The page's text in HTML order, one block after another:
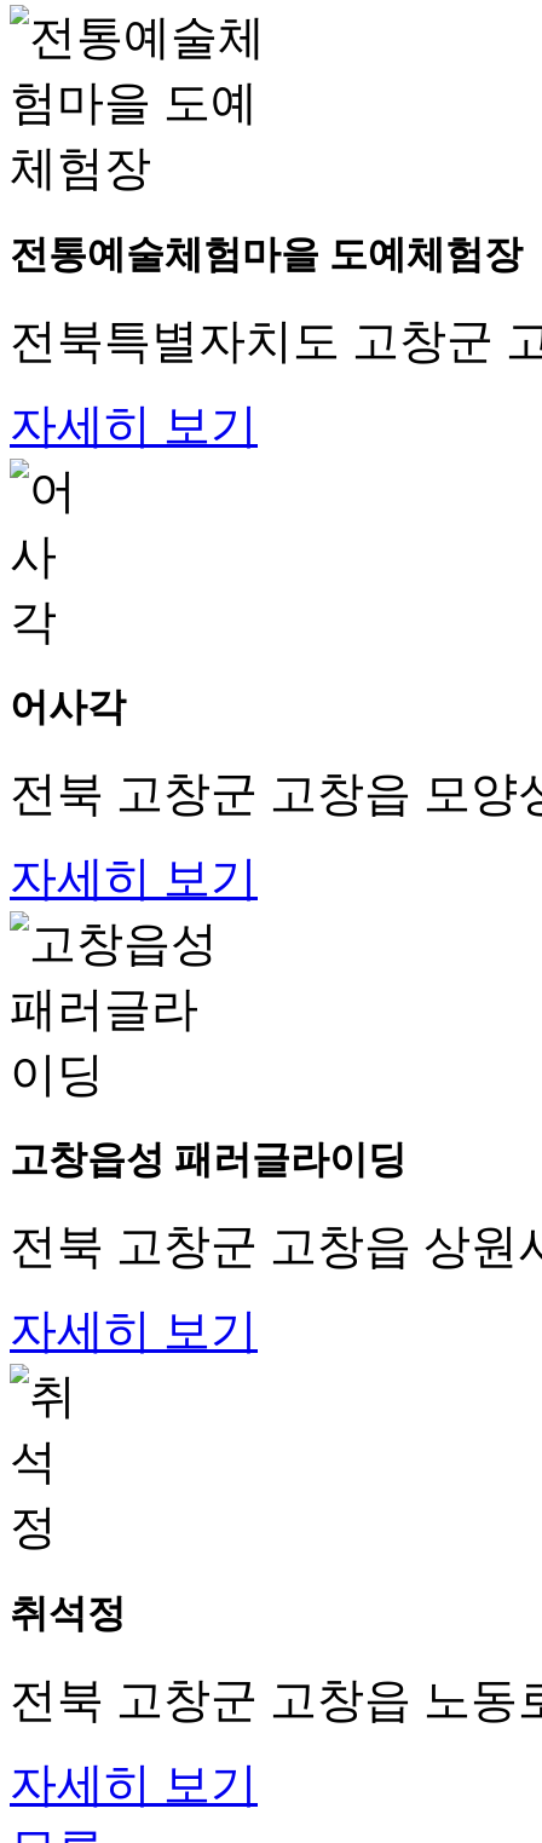
전통예술체험마을 도예체험장
전북특별자치도 고창군
자세히 보기
어사각
전북 고창군 고창읍 모양
자세히 보기
고창읍성 패러글라이딩
전북 고창군 고창읍 상원
자세히 보기
취석정
전북 고창군 고창읍 노동
자세히 보기